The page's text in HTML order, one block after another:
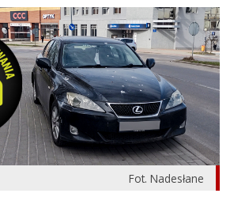
Fot. Nadesłane